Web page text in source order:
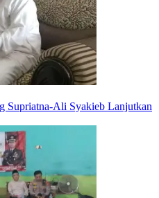
Supriatna-Ali Syakieb Lanjutkan